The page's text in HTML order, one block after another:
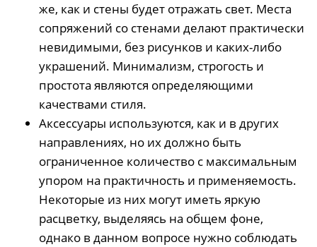
же, как и стены будет отражать свет. Места
сопряжений со стенами делают практически
невидимыми, без рисунков и каких-либо
украшений. Минимализм, строгость и
простота являются определяющими
качествами стиля.
Аксессуары используются, как и в других
направлениях, но их должно быть
ограниченное количество с максимальным
упором на практичность и применяемость.
Некоторые из них могут иметь яркую
расцветку, выделяясь на общем фоне,
однако в данном вопросе нужно соблюдать